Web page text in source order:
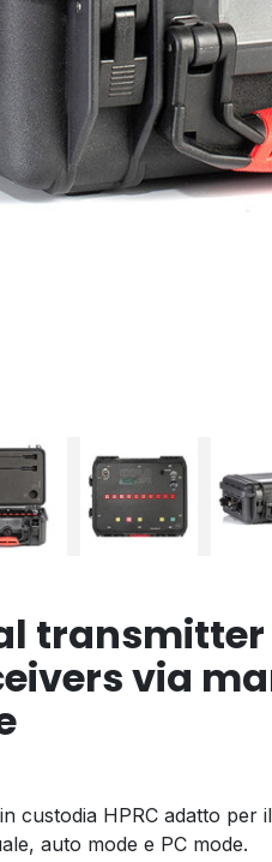
via
custodia HPRC adatto
auto mode e PC mode.